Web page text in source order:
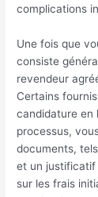
complications
Une fois que
consiste
revendeur
Certains
candidature en
processus,
documents,
et un justificatif
sur les frais